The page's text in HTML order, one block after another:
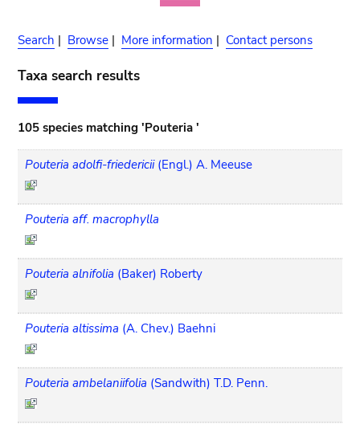
Search | Browse | More information | Contact persons
Taxa search results
105 species matching 'Pouteria '
Pouteria adolfi-friedericii (Engl.) A. Meeuse
Pouteria aff. macrophylla
Pouteria alnifolia (Baker) Roberty
Pouteria altissima (A. Chev.) Baehni
Pouteria ambelaniifolia (Sandwith) T.D. Penn.